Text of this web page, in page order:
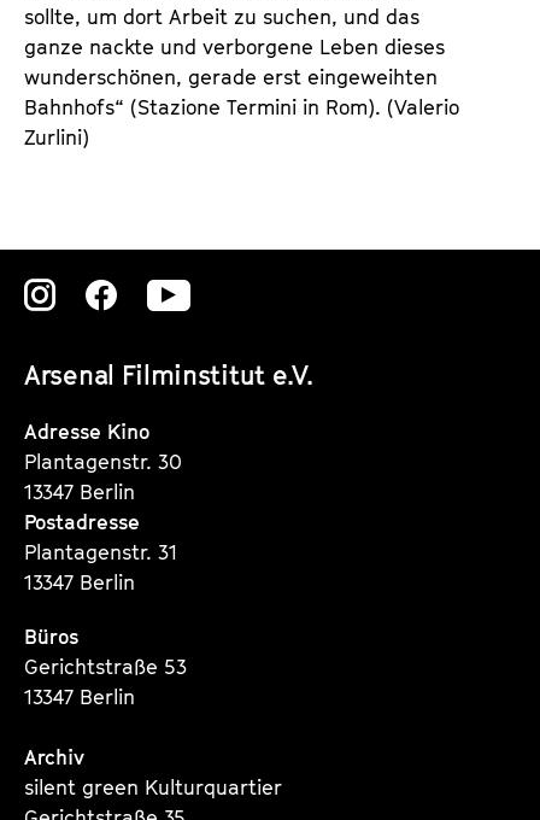
sollte, um dort Arbeit zu suchen, und das
ganze nackte und verborgene Leben dieses
wunderschönen, gerade erst eingeweihten
Bahnhofs“ (Stazione Termini in Rom). (Valerio
Zurlini)
Arsenal Filminstitut e.V.
Zu
Instagram
Seite
Zu
Instagram
Seite
Zu
Instagram
Adresse Kino
Plantagenstr. 30
13347 Berlin
Postadresse
Plantagenstr. 31
13347 Berlin
Büros
Gerichtstraße 53
13347 Berlin
Archiv
silent green Kulturquartier